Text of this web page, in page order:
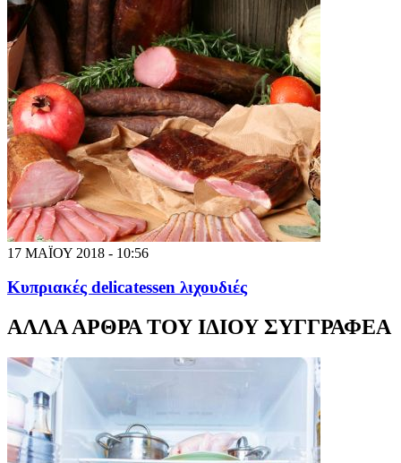
17 ΜΑΪΟΥ 2018 - 10:56
Κυπριακές delicatessen λιχουδιές
ΑΛΛΑ ΑΡΘΡΑ ΤΟΥ ΙΔΙΟΥ ΣΥΓΓΡΑΦΕΑ